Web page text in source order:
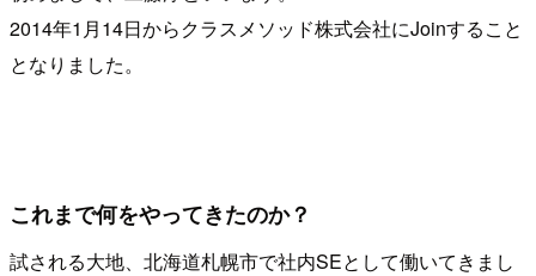
2014年1月14日からクラスメソッド株式会社にJoinすること
となりました。
これまで何をやってきたのか？
試される大地、北海道札幌市で社内SEとして働いてきまし